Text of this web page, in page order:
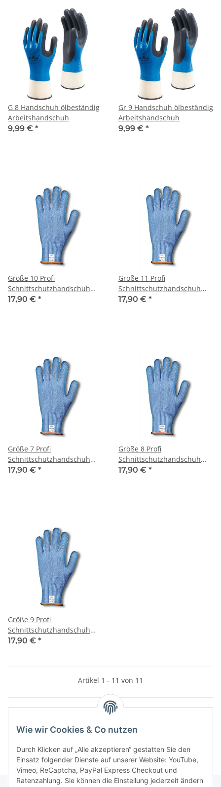
Wie wir Cookies & Co nutzen
Durch Klicken auf „Alle akzeptieren“ gestatten Sie den
Einsatz folgender Dienste auf unserer Website: YouTube,
Vimeo, ReCaptcha, PayPal Express Checkout und
Ratenzahlung. Sie können die Einstellung jederzeit ändern
G 8 Handschuh ölbeständig
Arbeitshandschuh
9,99 € *
Gr 9 Handschuh ölbeständig
Arbeitshandschuh
9,99 € *
Größe 10 Profi
Schnittschutzhandschuh
Filetierhandschuh
17,90 € *
Größe 11 Profi
Schnittschutzhandschuh
Filetierhandschuh
17,90 € *
Größe 7 Profi
Schnittschutzhandschuh
Handschuh Schnittschutz
17,90 € *
Größe 8 Profi
Schnittschutzhandschuh
Filetierhandschuh
17,90 € *
Größe 9 Profi
Schnittschutzhandschuh
Filetierhandschuh
17,90 € *
Artikel 1 - 11 von 11
Kategorien